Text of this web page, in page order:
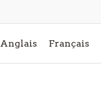
Anglais Français